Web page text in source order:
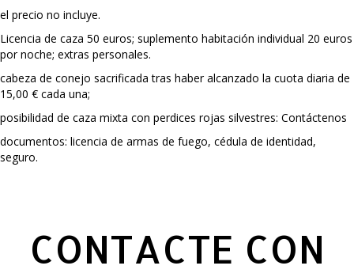
el precio no incluye.
Licencia de caza 50 euros; suplemento habitación individual 20 euros
por noche; extras personales.
cabeza de conejo sacrificada tras haber alcanzado la cuota diaria de
15,00 € cada una;
posibilidad de caza mixta con perdices rojas silvestres: Contáctenos
documentos: licencia de armas de fuego, cédula de identidad,
seguro.
CONTACTE CON